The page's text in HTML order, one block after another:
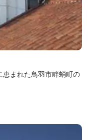
まれた鳥羽市畔蛸町の